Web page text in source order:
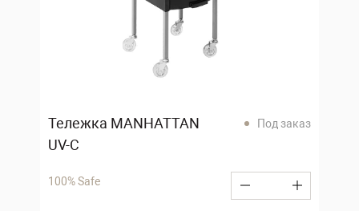
Тележка MANHATTAN
UV-C
Под заказ
100% Safe